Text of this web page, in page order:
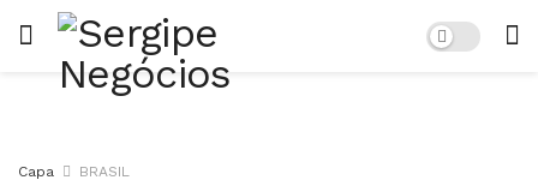
Capa BRASIL